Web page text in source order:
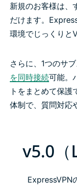
新規のお客様は、
だけます。
環境でじっくりと
さらに、1つのサ
を同時接続可能。
トをまとめて保
体制で、質問対応
v5.0（
ExpressVPN